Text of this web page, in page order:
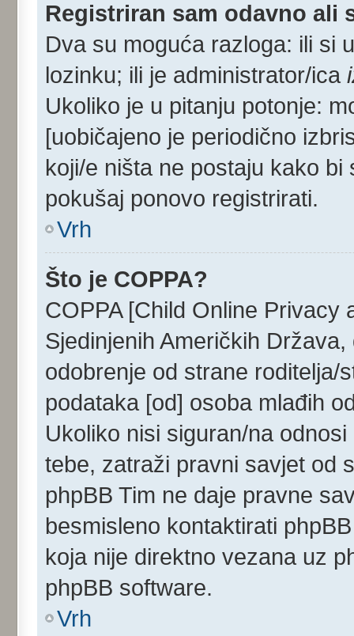
Registriran sam odavno ali
Dva su moguća razloga: ili si
lozinku; ili je administrator/ica
Ukoliko je u pitanju potonje:
[uobičajeno je periodično
koji/e ništa ne postaju kako
pokušaj ponovo registrirati.
Vrh
Što je COPPA?
COPPA [Child Online Privacy
Sjedinjenih Američkih
odobrenje od strane roditelja/
podataka [od] osoba mlađih
Ukoliko nisi siguran/na
tebe, zatraži pravni savjet od
phpBB Tim ne daje pravne
besmisleno kontaktirati
koja nije direktno vezana uz
phpBB software.
Vrh